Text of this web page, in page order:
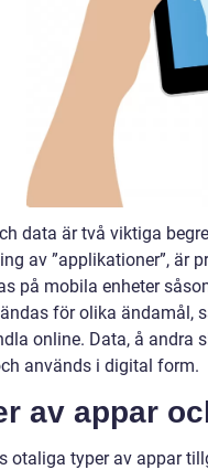
data är två viktiga
av ”applikationer”, är
på mobila enheter
för olika ändamål,
online. Data, å andra
används i digital form.
av appar
otaliga typer av appar